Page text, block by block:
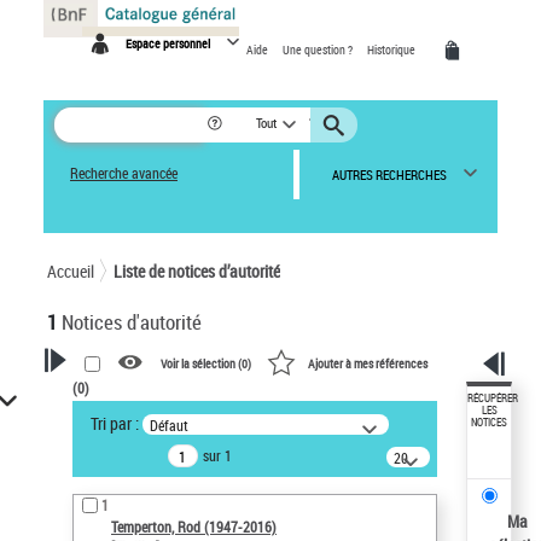
Espace personnel Aide Une question ? Historique
Tout
Recherche avancée AUTRES RECHERCHES
Accueil Liste de notices d’autorité
1 Notices d'autorité
VOTRE RECHERCHE
Recherche avancée dans les
notices d’autorité
Œuvres liées à l'auteur :
Temperton, Rod (1947-2016)
Voir la sélection (0) Ajouter à mes références
(0)
Tri par : Défaut
sur 1
20
résultats/page
1
Temperton, Rod (1947-2016)
RÉCUPÉRER
LES
NOTICES
Ma
Panneau de gestion des cookies